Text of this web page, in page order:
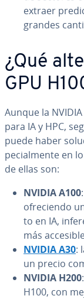
extraer
grandes
¿Qué
GPU
Aunque la
para IA y HPC,
puede haber
pe­cia­l­me­n­te en
de ellas son:
NVIDIA A100
ofre­cie­n­do
to en IA,
más
NVIDIA A30:
un precio
NVIDIA H200
H100, con